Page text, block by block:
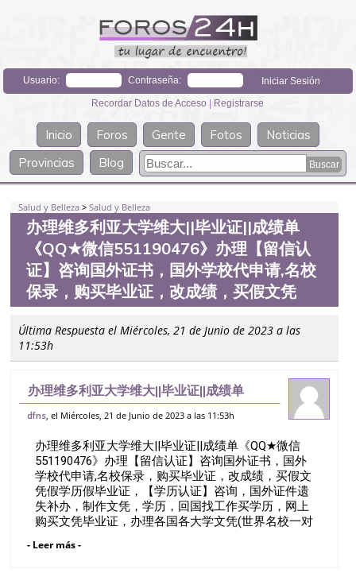
Usuario: Contraseña:
Recordar Datos de Acceso | Registrarse
Inicio Foros Gente Fotos
Noticias
Provincias
Blog
Salud y Belleza >Salud y Belleza
办理维多利亚大学维大||毕业证||成绩单
《QQ★微信551190476》办理【留信认
证】咨询国外证书，国外学校代申请,名校
保录，购买毕业证，改成绩，买假文凭
Última Respuesta el Miércoles, 21 de Junio de 2023 a las
11:53h
办理维多利亚大学维大||毕业证||成绩单
《QQ★微信551190476》办理【留信认
保录，购买毕业证，改成绩，买假文凭
dfns , el Miércoles, 21 de Junio de 2023 a las 11:53h
办理维多利亚大学维大||毕业证||成绩单《QQ★微信
551190476》办理【留信认证】咨询国外证书，国外
学校代申请,名校保录，购买毕业证，改成绩，买假文
凭假学历假毕业证，【学历认证】咨询，国外证件遗
失补办，制作文凭，学历，回国找工作买学历，网上
购买文凭毕业证，办理各国各大学文凭(世界名校一对
薇551190476诚招留学代理假文凭办理毕业证成绩单
- Leer más -